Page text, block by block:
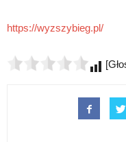
https://wyzszybieg.pl/